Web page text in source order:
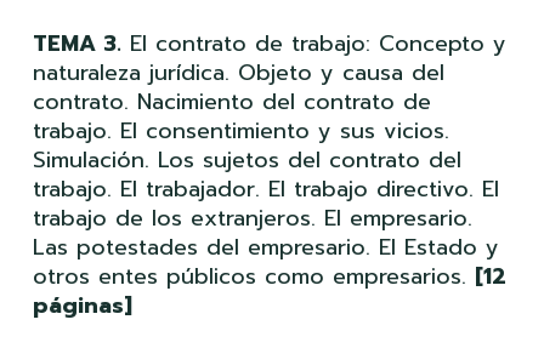
TEMA 3. El contrato de trabajo: Concepto y
naturaleza jurídica. Objeto y causa del
contrato. Nacimiento del contrato de
trabajo. El consentimiento y sus vicios.
Simulación. Los sujetos del contrato del
trabajo. El trabajador. El trabajo directivo. El
trabajo de los extranjeros. El empresario.
Las potestades del empresario. El Estado y
otros entes públicos como empresarios. [12
páginas]